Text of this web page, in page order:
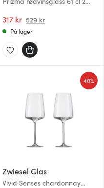
317 kr 529 kr
På lager
Zwiesel Glas
Vivid Senses chardonnay
40%